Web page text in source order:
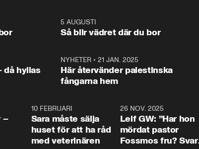
och Makten.
– Vi ställer upp i val. Ska vi
vara med så sitter vi
1:065 AUGUSTI
Så blir vädret där du bor
då hyllas
NYHETER •21 JAN. 2025
Här återvänder palestinska
fångarna hem
–
10 FEBRUARI
Sara måste sälja
huset för att ha råd
med veterinären
26 NOV. 2025
Leif GW: ”Har hon
mördat pastor
Fossmos fru? Svar